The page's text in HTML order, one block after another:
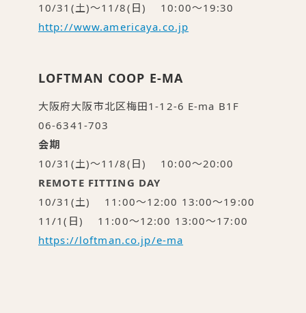
10/31(土)〜11/8(日) 10:00〜19:30
http://www.americaya.co.jp
LOFTMAN COOP E-MA
大阪府大阪市北区梅田1-12-6 E-ma B1F
06-6341-703
会期
10/31(土)〜11/8(日) 10:00〜20:00
REMOTE FITTING DAY
10/31(土) 11:00〜12:00 13:00〜19:00
11/1(日) 11:00〜12:00 13:00〜17:00
https://loftman.co.jp/e-ma